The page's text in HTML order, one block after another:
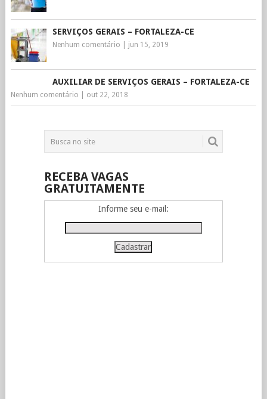
SERVIÇOS GERAIS – FORTALEZA-CE
Nenhum comentário jun 15, 2019
AUXILIAR DE SERVIÇOS GERAIS – FORTALEZA-CE
Nenhum comentário out 22, 2018
RECEBA VAGAS
GRATUITAMENTE
Informe seu e-mail: